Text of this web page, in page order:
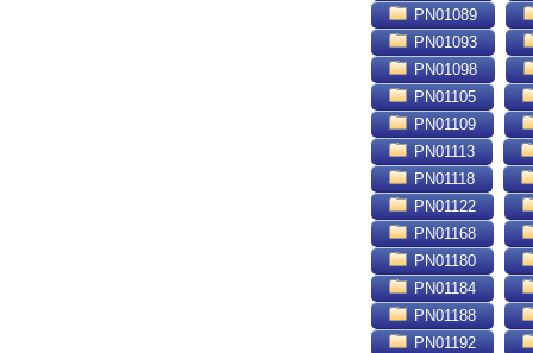
PN01089
PN01093
PN01098
PN01105
PN01109
PN01113
PN01118
PN01122
PN01168
PN01180
PN01184
PN01188
PN01192